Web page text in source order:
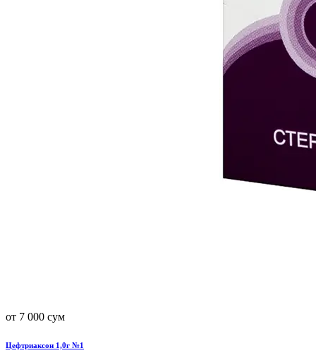
от 7 000 сум
Цефтриаксон 1,0г №1